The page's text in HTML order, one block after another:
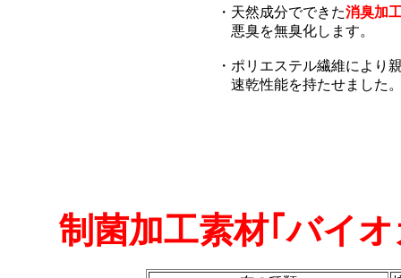
・天然成分でできた消臭加
悪臭を無臭化します。
・ポリエステル繊維により
速乾性能を持たせました
制菌加工素材｢バイ